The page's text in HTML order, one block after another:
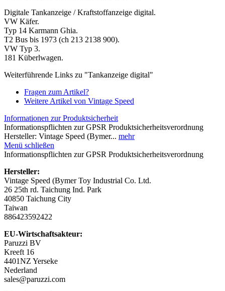
Digitale Tankanzeige / Kraftstoffanzeige digital.
VW Käfer.
Typ 14 Karmann Ghia.
T2 Bus bis 1973 (ch 213 2138 900).
VW Typ 3.
181 Küberlwagen.
Weiterführende Links zu "Tankanzeige digital"
Fragen zum Artikel?
Weitere Artikel von Vintage Speed
Informationen zur Produktsicherheit
Informationspflichten zur GPSR Produktsicherheitsverordnung
Hersteller: Vintage Speed (Bymer... mehr
Menü schließen
Informationspflichten zur GPSR Produktsicherheitsverordnung
Hersteller:
Vintage Speed (Bymer Toy Industrial Co. Ltd.
26 25th rd. Taichung Ind. Park
40850 Taichung City
Taiwan
886423592422
EU-Wirtschaftsakteur:
Paruzzi BV
Kreeft 16
4401NZ Yerseke
Nederland
sales@paruzzi.com